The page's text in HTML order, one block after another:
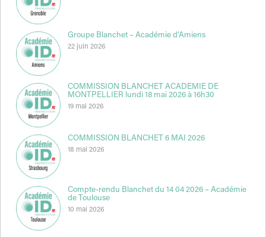
Groupe Blanchet – Académie d’Amiens
22 juin 2026
COMMISSION BLANCHET ACADEMIE DE
MONTPELLIER lundi 18 mai 2026 à 16h30
19 mai 2026
COMMISSION BLANCHET 6 MAI 2026
18 mai 2026
Compte-rendu Blanchet du 14 04 2026 – Académie
de Toulouse
10 mai 2026